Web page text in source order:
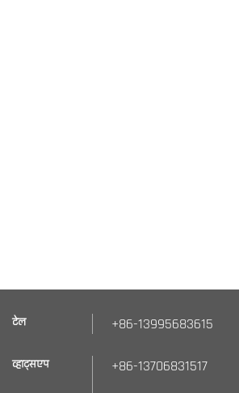
टेल +86-13995683615
व्हाट्सएप +86-13706831517